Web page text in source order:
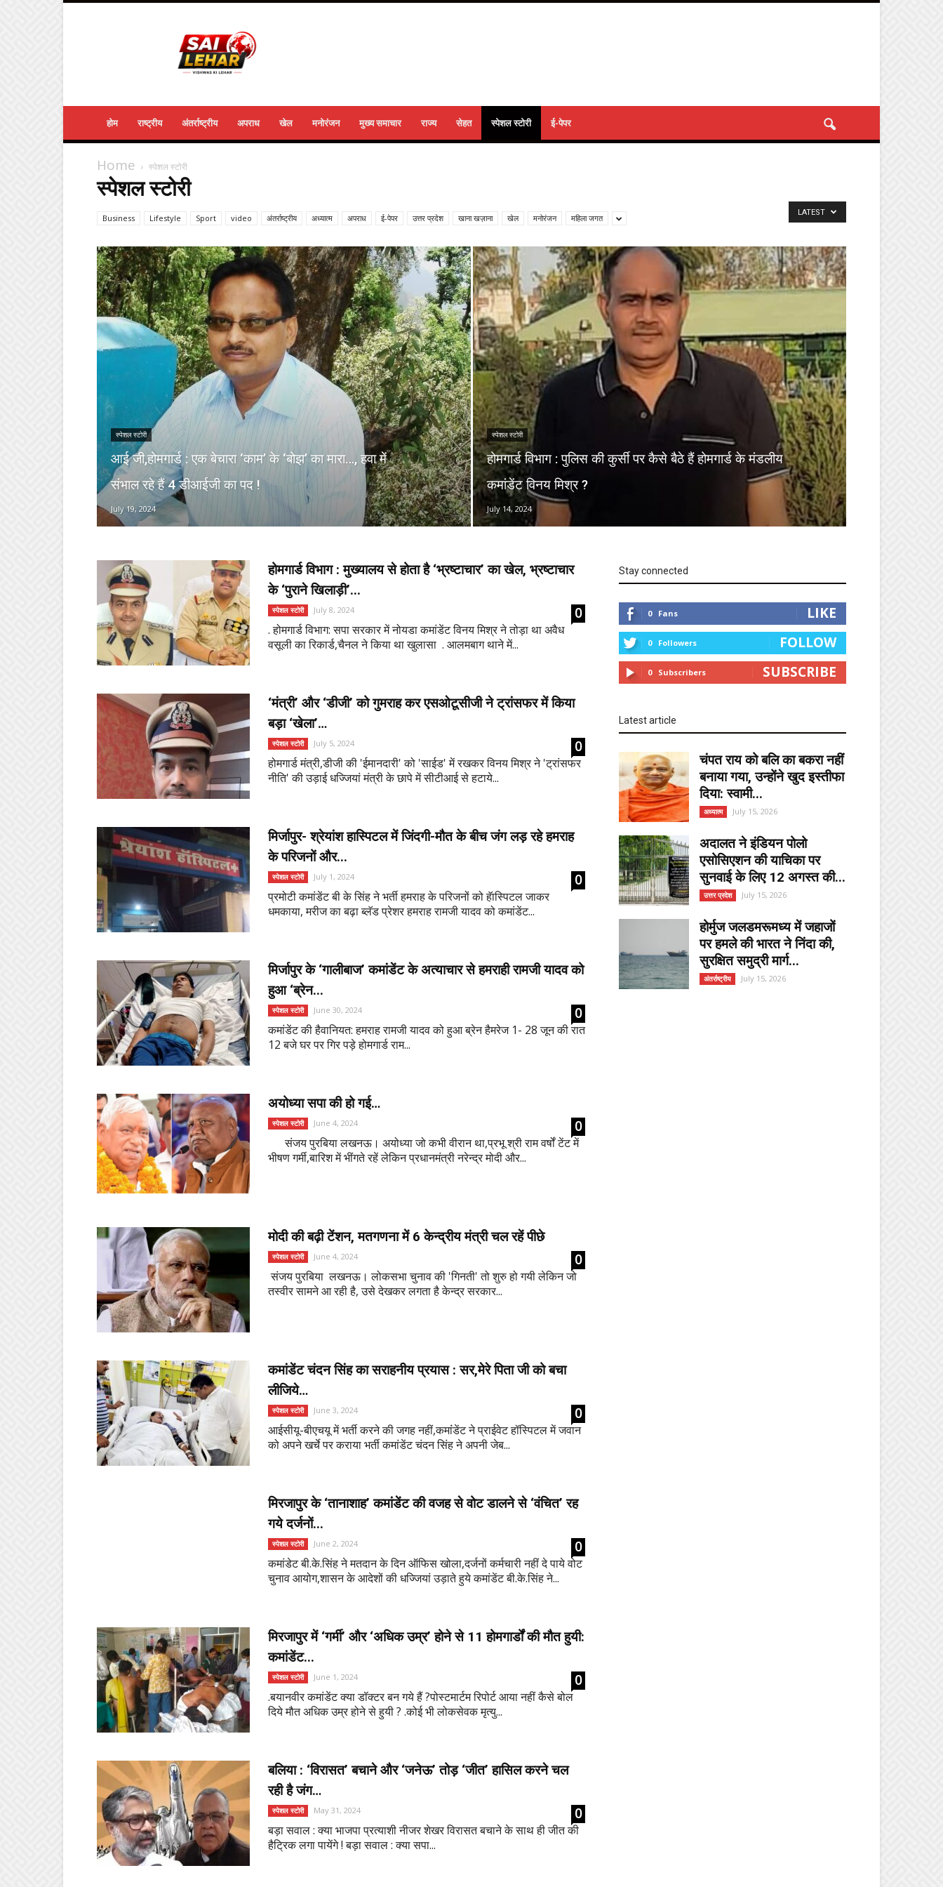
होम राष्ट्रीय अंतर्राष्ट्रीय अपराध खेल मनोरंजन मुख्य समाचार राज्य सेहत स्पेशल स्टोरी ई-पेपर
Home स्पेशल स्टोरी
स्पेशल स्टोरी
Business Lifestyle Sport video अंतर्राष्ट्रीय अध्यात्म अपराध ई-पेपर उत्तर प्रदेश खाना खज़ाना खेल मनोरंजन महिला जगत
LATEST
स्पेशल स्टोरी
आई जी,होमगार्ड : एक बेचारा ‘काम’ के ‘बोझ’ का मारा…, हवा में
संभाल रहे हैं 4 डीआईजी का पद !
July 19, 2024
स्पेशल स्टोरी
होमगार्ड विभाग : पुलिस की कुर्सी पर कैसे बैठे हैं होमगार्ड के मंडलीय
कमांडेंट विनय मिश्र ?
July 14, 2024
होमगार्ड विभाग : मुख्यालय से होता है ‘भ्रष्टाचार’ का खेल, भ्रष्टाचार
के ‘पुराने खिलाड़ी’...
स्पेशल स्टोरी July 8, 2024 0
. होमगार्ड विभाग: सपा सरकार में नोयडा कमांडेंट विनय मिश्र ने तोड़ा था अवैध
वसूली का रिकार्ड,चैनल ने किया था खुलासा . आलमबाग थाने में...
‘मंत्री’ और ‘डीजी’ को गुमराह कर एसओटूसीजी ने ट्रांसफर में किया
बड़ा ‘खेला’…
स्पेशल स्टोरी July 5, 2024 0
होमगार्ड मंत्री,डीजी की 'ईमानदारी' को 'साईड' में रखकर विनय मिश्र ने 'ट्रांसफर
नीति' की उड़ाई धज्जियां मंत्री के छापे में सीटीआई से हटाये...
मिर्जापुर- श्रेयांश हास्पिटल में जिंदगी-मौत के बीच जंग लड़ रहे हमराह
के परिजनों और...
स्पेशल स्टोरी July 1, 2024 0
प्रमोटी कमांडेंट बी के सिंह ने भर्ती हमराह के परिजनों को हॅास्पिटल जाकर
धमकाया, मरीज का बढ़ा ब्लॅड प्रेशर हमराह रामजी यादव को कमांडेंट...
मिर्जापुर के ‘गालीबाज’ कमांडेंट के अत्याचार से हमराही रामजी यादव को
हुआ ‘ब्रेन...
स्पेशल स्टोरी June 30, 2024 0
कमांडेंट की हैवानियत: हमराह रामजी यादव को हुआ ब्रेन हैमरेज 1- 28 जून की रात
12 बजे घर पर गिर पड़े होमगार्ड राम...
अयोध्या सपा की हो गई…
स्पेशल स्टोरी June 4, 2024 0
संजय पुरबिया लखनऊ। अयोध्या जो कभी वीरान था,प्रभू श्री राम वर्षों टेंट में
भीषण गर्मी,बारिश में भींगते रहें लेकिन प्रधानमंत्री नरेन्द्र मोदी और...
मोदी की बढ़ी टेंशन, मतगणना में 6 केन्द्रीय मंत्री चल रहें पीछे
स्पेशल स्टोरी June 4, 2024 0
संजय पुरबिया लखनऊ। लोकसभा चुनाव की 'गिनती' तो शुरु हो गयी लेकिन जो
तस्वीर सामने आ रही है, उसे देखकर लगता है केन्द्र सरकार...
कमांडेंट चंदन सिंह का सराहनीय प्रयास : सर,मेरे पिता जी को बचा
लीजिये…
स्पेशल स्टोरी June 3, 2024 0
आईसीयू-बीएचयू में भर्ती करने की जगह नहीं,कमांंडेंट ने प्राईवेट हॉस्पिटल में जवान
को अपने खर्चे पर कराया भर्ती कमांडेंट चंदन सिंह ने अपनी जेब...
मिरजापुर के ‘तानाशाह’ कमांडेंट की वजह से वोट डालने से ‘वंचित’ रह
गये दर्जनों...
स्पेशल स्टोरी June 2, 2024 0
कमांडेट बी.के.सिंह ने मतदान के दिन ऑफिस खोला,दर्जनों कर्मचारी नहीं दे पाये वोट
चुनाव आयोग,शासन के आदेशों की धज्जियां उड़ाते हुये कमांडेंट बी.के.सिंह ने...
मिरजापुर में ‘गर्मी’ और ‘अधिक उम्र’ होने से 11 होमगार्डों की मौत हुयी:
कमांडेंट...
स्पेशल स्टोरी June 1, 2024 0
.बयानवीर कमांडेंट क्या डॉक्टर बन गये हैं ?पोस्टमार्टम रिपोर्ट आया नहीं कैसे बोल
दिये मौत अधिक उम्र होने से हुयी ? .कोई भी लोकसेवक मृत्यु...
बलिया : ‘विरासत’ बचाने और ‘जनेऊ’ तोड़ ‘जीत’ हासिल करने चल
रही है जंग…
स्पेशल स्टोरी May 31, 2024 0
बड़ा सवाल : क्या भाजपा प्रत्याशी नीजर शेखर विरासत बचाने के साथ ही जीत की
हैट्रिक लगा पायेंगे ! बड़ा सवाल : क्या सपा...
Stay connected
0 Fans LIKE
0 Followers FOLLOW
0 Subscribers SUBSCRIBE
Latest article
चंपत राय को बलि का बकरा नहीं
बनाया गया, उन्होंने खुद इस्तीफा
दिया: स्वामी...
अध्यात्म July 15, 2026
अदालत ने इंडियन पोलो
एसोसिएशन की याचिका पर
सुनवाई के लिए 12 अगस्त की...
उत्तर प्रदेश July 15, 2026
होर्मुज जलडमरूमध्य में जहाजों
पर हमले की भारत ने निंदा की,
सुरक्षित समुद्री मार्ग...
अंतर्राष्ट्रीय July 15, 2026